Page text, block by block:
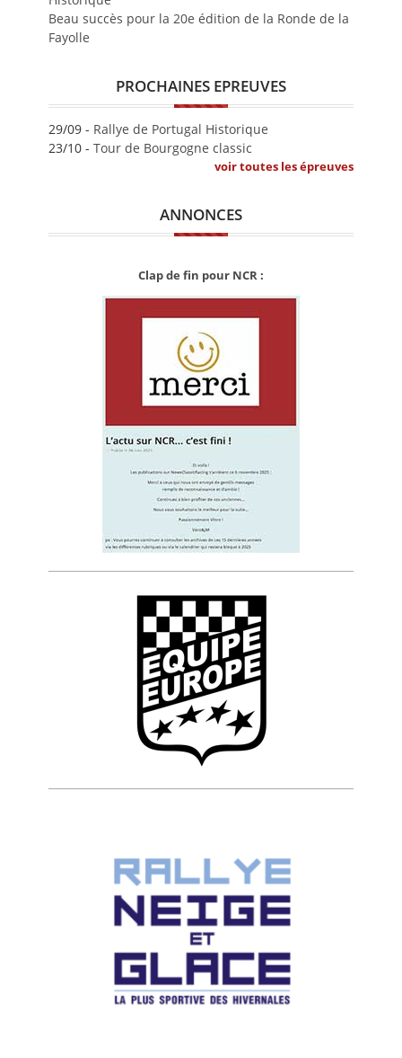
Beau succès pour la 20e édition de la Ronde de la
Fayolle
PROCHAINES EPREUVES
29/09 - Rallye de Portugal Historique
23/10 - Tour de Bourgogne classic
voir toutes les épreuves
ANNONCES
Clap de fin pour NCR :